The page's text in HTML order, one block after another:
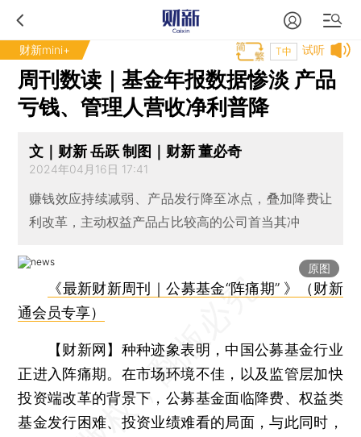
财新mini+ 试听
T中
周刊数读｜基金年报数据惨淡 产品
亏钱、管理人营收净利普降
文｜财新 岳跃 制图｜财新 董必奇
2024年04月16日 17:41
赚钱效应持续减弱、产品发行降至冰点，叠加降费让
利改革，主动权益产品占比较高的公司首当其冲
原图
《最新财新周刊｜公募基金“阵痛期” 》（财新
通会员专享）
【财新网】 种种迹象表明，中国公募基金行业
正进入阵痛期。在市场环境不佳，以及监管层加快
投资端改革的背景下，公募基金面临降费、权益类
基金发行困难、投资业绩难看的局面，与此同时，